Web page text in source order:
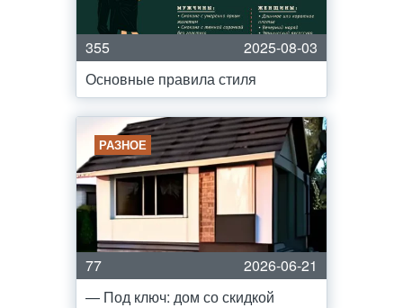
355
2025-08-03
Основные правила стиля
РАЗНОЕ
77
2026-06-21
— Под ключ: дом со скидкой